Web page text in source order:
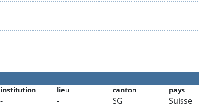
institution lieu canton pays
- - SG
Suisse